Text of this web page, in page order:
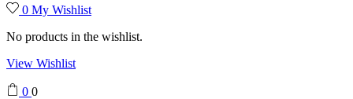
0 My Wishlist
No products in the wishlist.
View Wishlist
0 0